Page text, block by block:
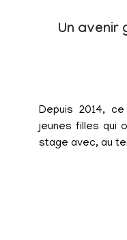
Un avenir
Depuis 2014,
jeunes filles qui
stage avec, au